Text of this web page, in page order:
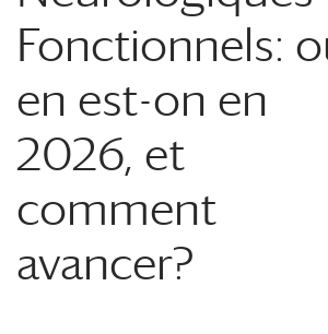
Fonctionnels:
en est-on en
2026, et
comment
avancer?